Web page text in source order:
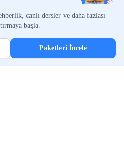
canlı dersler ve daha fazlası
başla.
Paketleri İncele